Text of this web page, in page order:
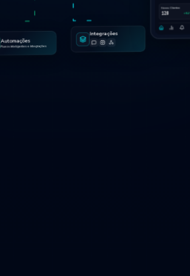
Automações
Fluxos inteligentes e integrações
Integrações
128